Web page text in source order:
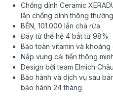
Chống dính Ceramic
lần chống dính thông thường
BỀN, 101.000 lần chà rửa
Đáy từ thế hệ 4 bắt từ 98%
Bảo toàn vitamin và khoáng
Nắp vung cải tiến thông
Design bởi team Elmich
Bảo hành và dịch vụ sau
bảo hành 24 tháng